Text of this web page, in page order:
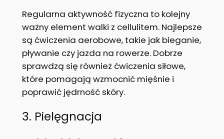
Regularna aktywność fizyczna to kolejny
ważny element walki z cellulitem. Najlepsze
są ćwiczenia aerobowe, takie jak bieganie,
pływanie czy jazda na rowerze. Dobrze
sprawdzą się również ćwiczenia siłowe,
które pomagają wzmocnić mięśnie i
poprawić jędrność skóry.
3. Pielęgnacja